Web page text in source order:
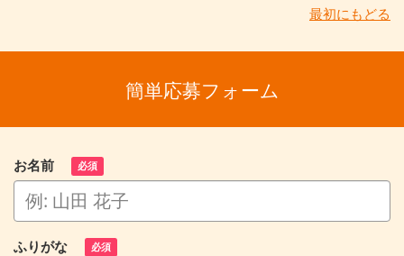
最初にもどる
簡単応募フォーム
お名前 必須
ふりがな 必須